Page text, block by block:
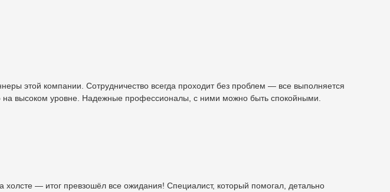
этой компании. Сотрудничество всегда проходит без проблем — все выполняется
на высоком уровне. Надежные профессионалы, с ними можно быть спокойными.
холсте — итог превзошёл все ожидания! Специалист, который помогал, детально